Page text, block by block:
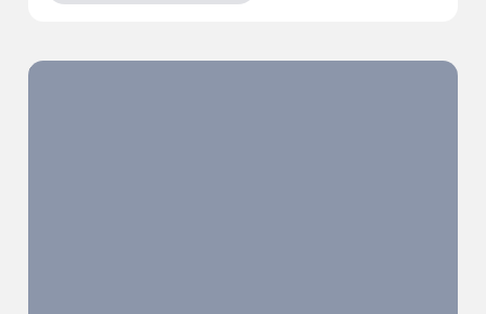
Loner Player《過去告別式－燒》｜2022臺北藝穗節